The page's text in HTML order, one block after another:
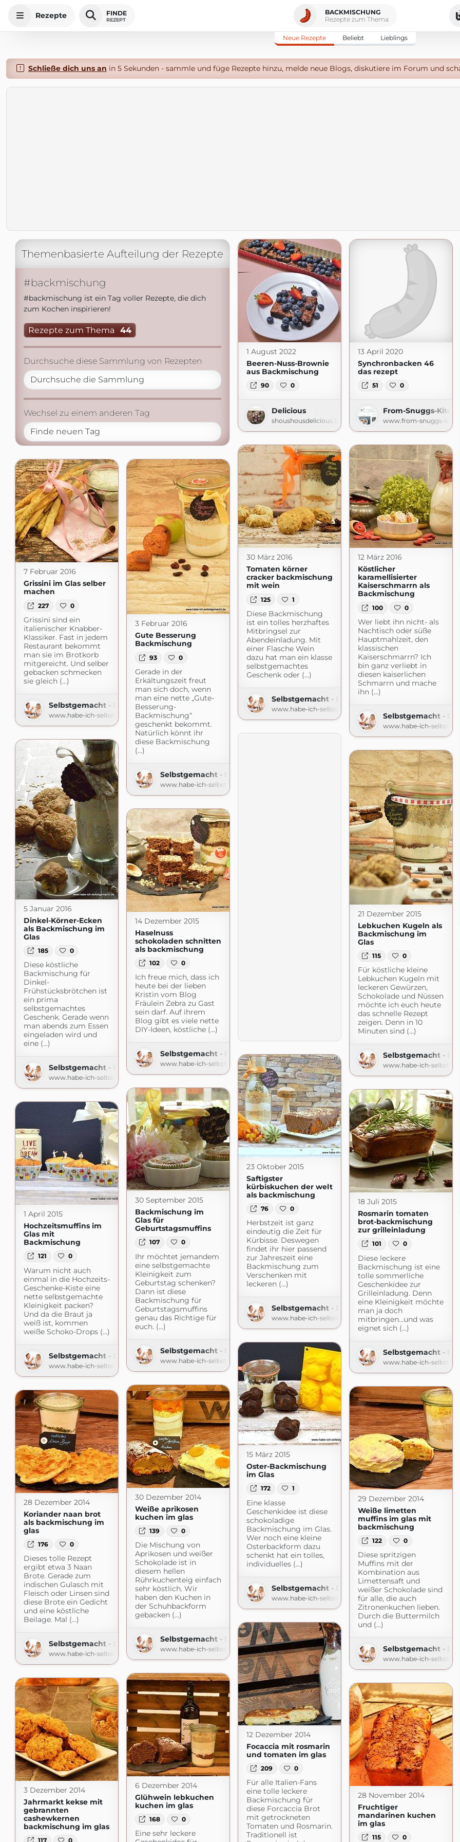
Rezepte FINDE
REZEPT
BACKMISCHUNG
Rezepte zum Thema
Neue Rezepte Beliebt Lieblings
Schließe dich uns an in 5 Sekunden - sammle und füge Rezepte hinzu, melde neue Blogs, diskutiere im Forum und
Themenbasierte Aufteilung der Rezepte
#backmischung
#backmischung ist ein Tag voller Rezepte, die dich
zum Kochen inspirieren!
Rezepte zum Thema 44
Durchsuche diese Sammlung von Rezepten
Wechsel zu einem anderen Tag
1 August 2022
Beeren-Nuss-Brownie
aus Backmischung
90 0
Delicious
shoushousdelicious.blogspot.com
13 April 2020
Synchronbacken 46
das rezept
51 0
From-Snuggs-
www.from-snuggs-
30 März 2016
Tomaten körner
cracker backmischung
mit wein
125 1
Diese Backmischung
ist ein tolles herzhaftes
Mitbringsel zur
Abendeinladung. Mit
einer Flasche Wein
dazu hat man ein klasse
selbstgemachtes
Geschenk oder (...)
Selbstgemacht - Der Foodblog
www.habe-ich-selbstgemacht.de
12 März 2016
Köstlicher
karamellisierter
Kaiserschmarrn als
Backmischung
100 0
Wer liebt ihn nicht- als
Nachtisch oder süße
Hauptmahlzeit, den
klassischen
Kaiserschmarrn? Ich
bin ganz verliebt in
diesen kaiserlichen
Schmarrn und mache
ihn (...)
Selbstgemacht -
www.habe-ich-
7 Februar 2016
Grissini im Glas selber
machen
227 0
Grissini sind ein
italienischer Knabber-
Klassiker. Fast in jedem
Restaurant bekommt
man sie im Brotkorb
mitgereicht. Und selber
gebacken schmecken
sie gleich (...)
Selbstgemacht - Der Foodblog
www.habe-ich-selbstgemacht.de
3 Februar 2016
Gute Besserung
Backmischung
93 0
Gerade in der
Erkältungszeit freut
man sich doch, wenn
man eine nette „Gute-
Besserung-
Backmischung“
geschenkt bekommt.
Natürlich könnt ihr
diese Backmischung
(...)
Selbstgemacht - Der Foodblog
www.habe-ich-selbstgemacht.de
5 Januar 2016
Dinkel-Körner-Ecken
als Backmischung im
Glas
185 0
Diese köstliche
Backmischung für
Dinkel-
Frühstücksbrötchen ist
ein prima
selbstgemachtes
Geschenk. Gerade wenn
man abends zum Essen
eingeladen wird und
eine (...)
Selbstgemacht - Der Foodblog
www.habe-ich-selbstgemacht.de
21 Dezember 2015
Lebkuchen Kugeln als
Backmischung im
Glas
115 0
Für köstliche kleine
Lebkuchen Kugeln mit
leckeren Gewürzen,
Schokolade und Nüssen
möchte ich euch heute
das schnelle Rezept
zeigen. Denn in 10
Minuten sind (...)
Selbstgemacht -
www.habe-ich-
14 Dezember 2015
Haselnuss
schokoladen schnitten
als backmischung
102 0
Ich freue mich, dass ich
heute bei der lieben
Kristin vom Blog
Fräulein Zebra zu Gast
sein darf. Auf ihrem
Blog gibt es viele nette
DIY-Ideen, köstliche (...)
Selbstgemacht - Der Foodblog
www.habe-ich-selbstgemacht.de
23 Oktober 2015
Saftigster
kürbiskuchen der welt
als backmischung
76 0
Herbstzeit ist ganz
eindeutig die Zeit für
Kürbisse. Deswegen
findet ihr hier passend
zur Jahreszeit eine
Backmischung zum
Verschenken mit
leckeren (...)
Selbstgemacht - Der Foodblog
www.habe-ich-selbstgemacht.de
30 September 2015
Backmischung im
Glas für
Geburtstagsmuffins
107 0
Ihr möchtet jemandem
eine selbstgemachte
Kleinigkeit zum
Geburtstag schenken?
Dann ist diese
Backmischung für
Geburtstagsmuffins
genau das Richtige für
euch. (...)
Selbstgemacht - Der Foodblog
www.habe-ich-selbstgemacht.de
18 Juli 2015
Rosmarin tomaten
brot-backmischung
zur grilleinladung
101 0
Diese leckere
Backmischung ist eine
tolle sommerliche
Geschenkidee zur
Grilleinladung. Denn
eine Kleinigkeit möchte
man ja doch
mitbringen…und was
eignet sich (...)
Selbstgemacht - Der
www.habe-ich-
1 April 2015
Hochzeitsmuffins im
Glas mit
Backmischung
121 0
Warum nicht auch
einmal in die Hochzeits-
Geschenke-Kiste eine
nette selbstgemachte
Kleinigkeit packen?
Und da die Braut ja
weiß ist, kommen
weiße Schoko-Drops (...)
Selbstgemacht - Der Foodblog
www.habe-ich-selbstgemacht.de
15 März 2015
Oster-Backmischung
im Glas
172 1
Eine klasse
Geschenkidee ist diese
schokoladige
Backmischung im Glas.
Wer noch eine kleine
Osterbackform dazu
schenkt hat ein tolles,
individuelles (...)
Selbstgemacht - Der Foodblog
www.habe-ich-selbstgemacht.de
30 Dezember 2014
Weiße aprikosen
kuchen im glas
139 0
Die Mischung von
Aprikosen und weißer
Schokolade ist in
diesem hellen
Rührkuchenteig einfach
sehr köstlich. Wir
haben den Kuchen in
der Schuhbackform
gebacken (...)
Selbstgemacht - Der Foodblog
www.habe-ich-selbstgemacht.de
29 Dezember 2014
Weiße limetten
muffins im glas mit
backmischung
122 0
Diese spritzigen
Muffins mit der
Kombination aus
Limettensaft und
weißer Schokolade sind
für alle, die auch
Zitronenkuchen lieben.
Durch die Buttermilch
und (...)
Selbstgemacht -
www.habe-ich-
28 Dezember 2014
Koriander naan brot
als backmischung im
glas
176 0
Dieses tolle Rezept
ergibt etwa 3 Naan
Brote. Gerade zum
indischen Gulasch mit
Fleisch oder Linsen sind
diese Brote ein Gedicht
und eine köstliche
Beilage. Mal (...)
Selbstgemacht - Der Foodblog
www.habe-ich-selbstgemacht.de
12 Dezember 2014
Focaccia mit rosmarin
und tomaten im glas
209 0
Für alle Italien-Fans
eine tolle leckere
Backmischung für
diese Forcaccia Brot
mit getrockneten
Tomaten und Rosmarin.
Traditionell ist
6 Dezember 2014
Glühwein lebkuchen
kuchen im glas
168 0
Eine sehr leckere
3 Dezember 2014
Jahrmarkt kekse mit
gebrannten
cashewkernen
backmischung im glas
117 0
28 November 2014
Fruchtiger
mandarinen kuchen
im glas
115 0